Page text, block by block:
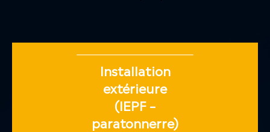
Installation
extérieure
(IEPF –
paratonnerre)